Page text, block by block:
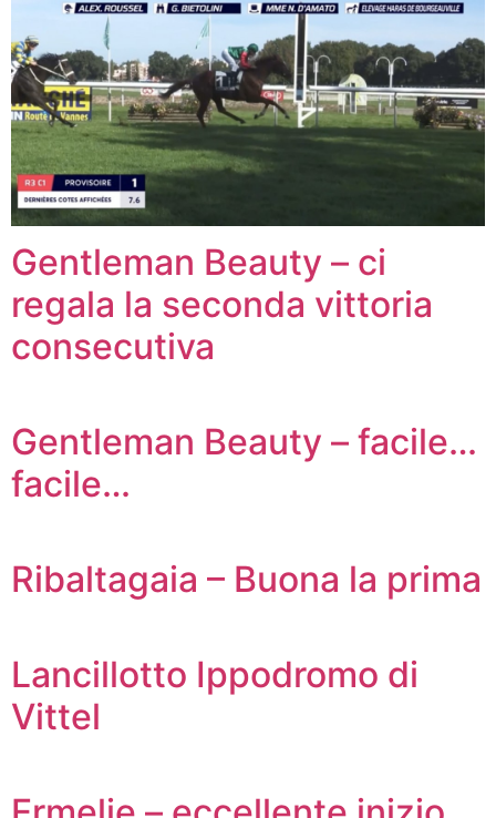
Gentleman Beauty – ci
regala la seconda vittoria
consecutiva
Gentleman Beauty – facile…
facile…
Ribaltagaia – Buona la prima
Lancillotto Ippodromo di
Vittel